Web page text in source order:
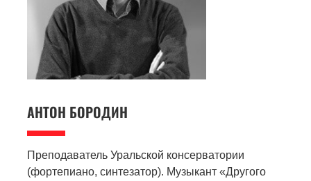
АНТОН БОРОДИН
Преподаватель Уральской консерватории
(фортепиано, синтезатор). Музыкант «Другого